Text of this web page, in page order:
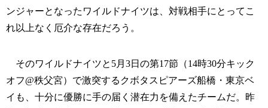
ンジャーとなったワイルドナイツは、対戦相手にとってこ
れ以上なく厄介な存在だろう。
そのワイルドナイツと5月3日の第17節（14時30分キック
オフ@秩父宮）で激突するクボタスピアーズ船橋・東京ベ
イも、十分に優勝に手の届く潜在力を備えたチームだ。昨